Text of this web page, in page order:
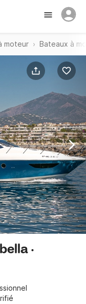
moteur Bateaux à
·